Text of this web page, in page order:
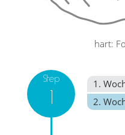
hart:
Step
1
1.
2.